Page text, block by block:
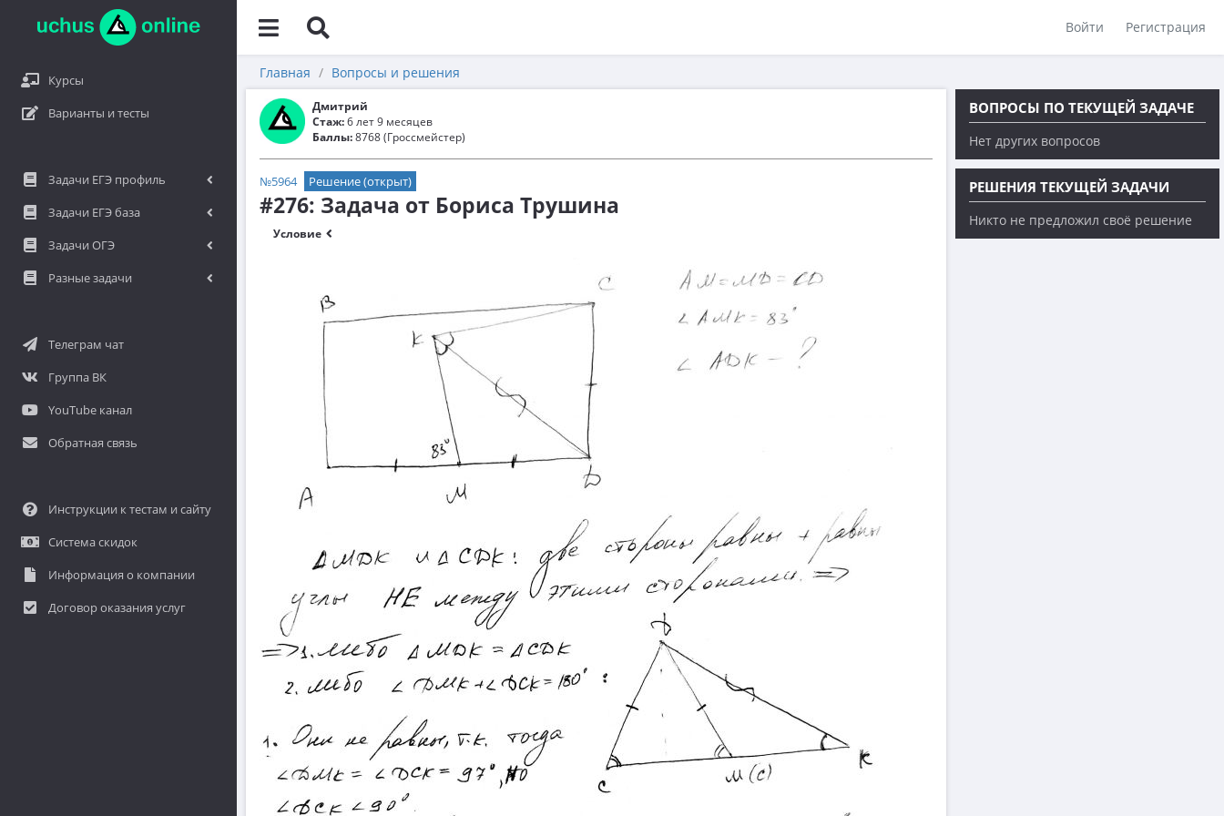
Войти Регистрация
Курсы
Варианты и тесты
Задачи ЕГЭ профиль
Задачи ЕГЭ база
Задачи ОГЭ
Разные задачи
Телеграм чат
Группа ВК
YouTube канал
Обратная связь
Инструкции к тестам и сайту
Система скидок
Информация о компании
Договор оказания услуг
Главная Вопросы и решения
Дмитрий
Стаж:6 лет 9 месяцев
Баллы:8768 (Гроссмейстер)
№5964 Решение (открыт)
#276: Задача от Бориса Трушина
Условие
ВОПРОСЫ ПО ТЕКУЩЕЙ ЗАДАЧЕ
Нет других вопросов
РЕШЕНИЯ ТЕКУЩЕЙ ЗАДАЧИ
Никто не предложил своё решение